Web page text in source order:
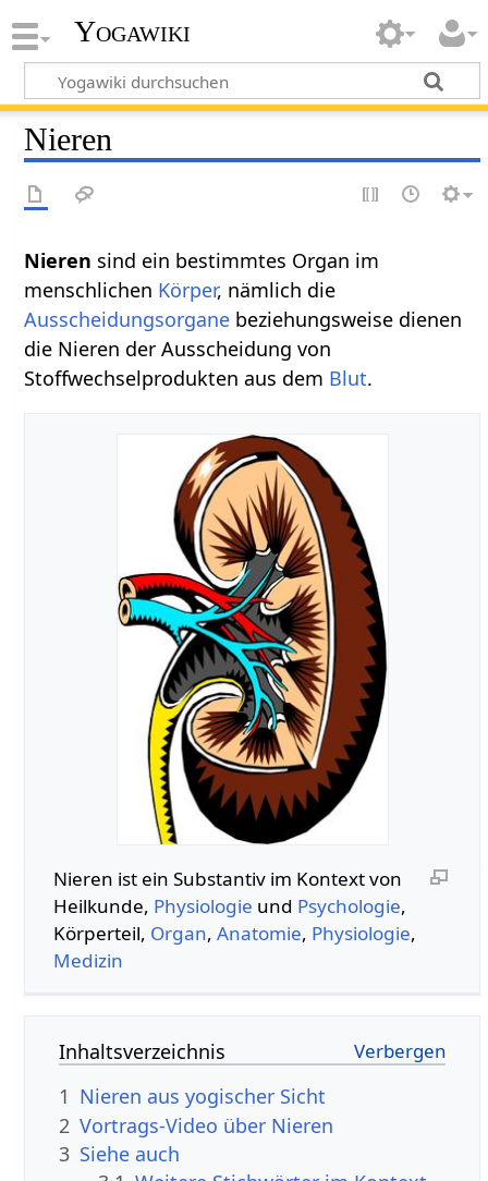
Yogawiki
Nieren
sind ein bestimmtes Organ im
menschlichen Körper, nämlich die
Ausscheidungsorgane beziehungsweise dienen
die Nieren der Ausscheidung von
Stoffwechselprodukten aus dem Blut.
Nieren‏‎ ist ein Substantiv im Kontext von
Heilkunde, Physiologie und Psychologie,
Körperteil, Organ, Anatomie, Physiologie,
Medizin
Inhaltsverzeichnis
1 Nieren aus yogischer Sicht
2
3 Siehe auch